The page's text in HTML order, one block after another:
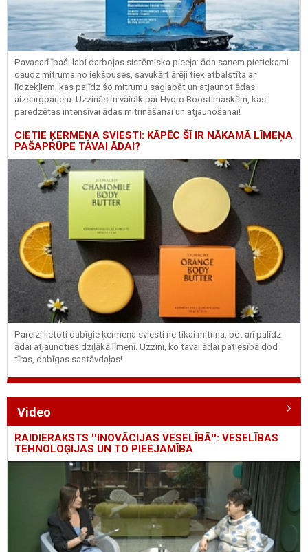
Pavasarī īpaši labi darbojas sistēmiska pieeja: āda saņem pietiekami
daudz mitruma no iekšpuses, savukārt ārēji tiek atbalstīta ar
līdzekļiem, kas palīdz šo mitrumu saglabāt un atjaunot ādas
aizsargbarjeru. Uzzināsim vairāk parHydro Boost maskām, kas
paredzētas intensīvai ādas mitrināšanai un atjaunošanai!
CIETIE ĶERMEŅA SVIESTI: KĀPĒC ŠĪ IR NĀKAMĀ LĪMEŅA
PAŠAPRŪPE TAVAI ĀDAI?
Pareizi lietoti dabīgie ķermeņa sviesti ne tikai mitrina, bet arī palīdz
ādai atjaunoties dziļākā līmenī. Uzzini, ko tavai ādai patiesībā dod
tīras, dabīgas sastāvdaļas!
Video
RAIDIERAKSTS ''INOVĀCIJAS VESELĪBĀ'': VESELĪBAS
TEHNOLOĢIJAS UN TO PIEEJAMĪBA